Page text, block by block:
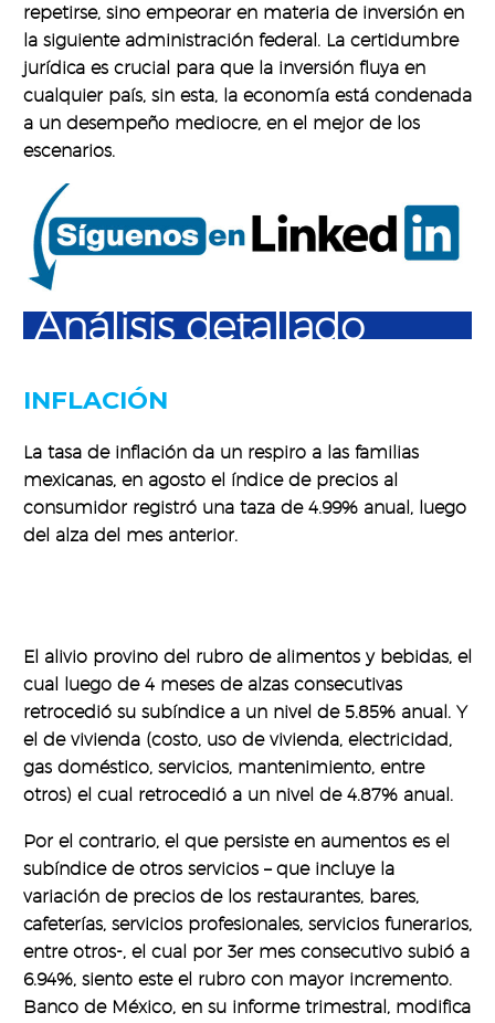
repetirse, sino empeorar en materia de inversión en
la siguiente administración federal. La certidumbre
jurídica es crucial para que la inversión fluya en
cualquier país, sin esta, la economía está condenada
a un desempeño mediocre, en el mejor de los
escenarios.
Análisis detallado
INFLACIÓN
La tasa de inflación da un respiro a las familias
mexicanas, en agosto el índice de precios al
consumidor registró una taza de 4.99% anual, luego
del alza del mes anterior.
El alivio provino del rubro de alimentos y bebidas, el
cual luego de 4 meses de alzas consecutivas
retrocedió su subíndice a un nivel de 5.85% anual. Y
el de vivienda (costo, uso de vivienda, electricidad,
gas doméstico, servicios, mantenimiento, entre
otros) el cual retrocedió a un nivel de 4.87% anual.
Por el contrario, el que persiste en aumentos es el
subíndice de otros servicios – que incluye la
variación de precios de los restaurantes, bares,
cafeterías, servicios profesionales, servicios funerarios,
entre otros-, el cual por 3er mes consecutivo subió a
6.94%, siento este el rubro con mayor incremento.
Banco de México, en su informe trimestral, modifica